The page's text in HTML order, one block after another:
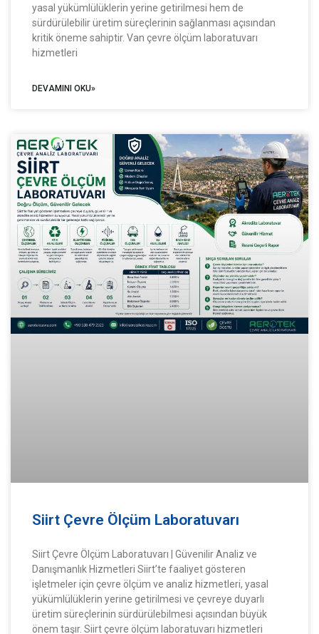
yasal yükümlülüklerin yerine getirilmesi hem de
sürdürülebilir üretim süreçlerinin sağlanması açısından
kritik öneme sahiptir. Van çevre ölçüm laboratuvarı
hizmetleri
DEVAMINI OKU»
Siirt Çevre Ölçüm Laboratuvarı
Siirt Çevre Ölçüm Laboratuvarı | Güvenilir Analiz ve
Danışmanlık Hizmetleri Siirt’te faaliyet gösteren
işletmeler için çevre ölçüm ve analiz hizmetleri, yasal
yükümlülüklerin yerine getirilmesi ve çevreye duyarlı
üretim süreçlerinin sürdürülebilmesi açısından büyük
önem taşır. Siirt çevre ölçüm laboratuvarı hizmetleri